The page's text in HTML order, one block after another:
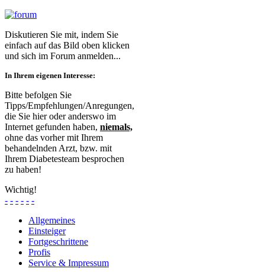
Diskutieren Sie mit, indem Sie
einfach auf das Bild oben klicken
und sich im Forum anmelden...
In Ihrem eigenen Interesse:
Bitte befolgen Sie
Tipps/Empfehlungen/Anregungen,
die Sie hier oder anderswo im
Internet gefunden haben, niemals,
ohne das vorher mit Ihrem
behandelnden Arzt, bzw. mit
Ihrem Diabetesteam besprochen
zu haben!
Wichtig!
- - - - - -
Allgemeines
Einsteiger
Fortgeschrittene
Profis
Service & Impressum